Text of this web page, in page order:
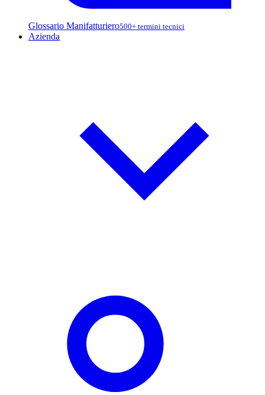
Glossario Manifatturiero500+ termini tecnici
Azienda